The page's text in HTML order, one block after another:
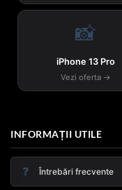
📸
iPhone 13 Pro
Vezi oferta →
INFORMAȚII UTILE
❓ Întrebări frecvente